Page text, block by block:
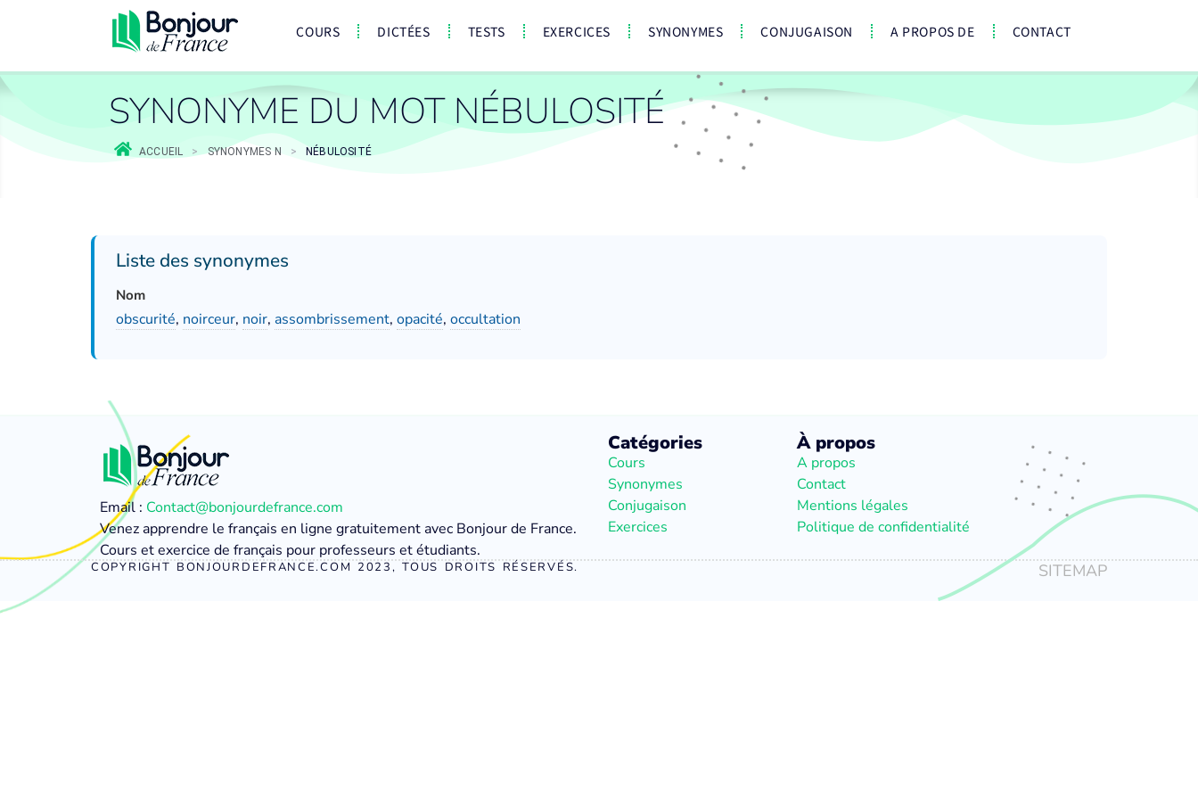
COURS DICTÉES TESTS EXERCICES SYNONYMES CONJUGAISON A PROPOS DE CONTACT
SYNONYME DU MOT NÉBULOSITÉ
ACCUEIL > SYNONYMES N > NÉBULOSITÉ
Liste des synonymes
Nom
obscurité, noirceur, noir, assombrissement, opacité, occultation
Email : Contact@bonjourdefrance.com
Venez apprendre le français en ligne gratuitement avec Bonjour de France.
Cours et exercice de français pour professeurs et étudiants.
Catégories
Cours
Synonymes
Conjugaison
Exercices
À propos
A propos
Contact
Mentions légales
Politique de confidentialité
COPYRIGHT BONJOURDEFRANCE.COM 2023, TOUS DROITS RÉSERVÉS. SITEMAP